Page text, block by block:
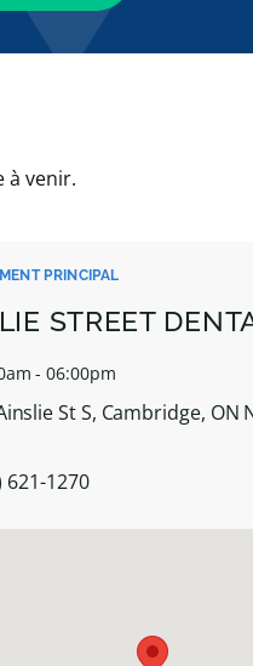
PRINCIPAL
STREET
- 06:00pm
St S, Cambridge, ON
621-1270
à venir.